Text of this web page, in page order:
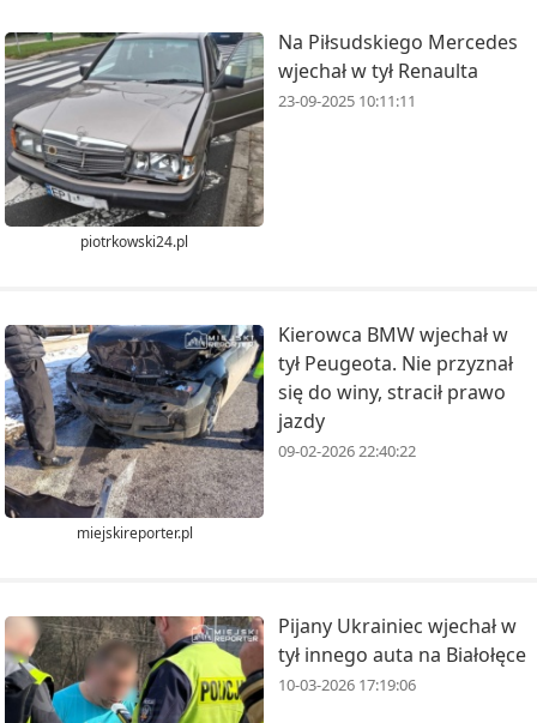
piotrkowski24.pl
Na Piłsudskiego Mercedes
wjechał w tył Renaulta
23-09-2025 10:11:11
miejskireporter.pl
Kierowca BMW wjechał w
tył Peugeota. Nie przyznał
się do winy, stracił prawo
jazdy
09-02-2026 22:40:22
Pijany Ukrainiec wjechał w
tył innego auta na Białołęce
10-03-2026 17:19:06